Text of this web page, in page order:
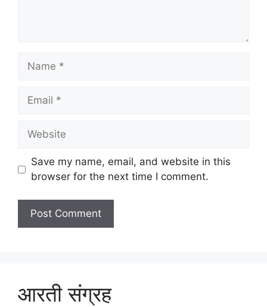
Name
Email
Website
Save my name, email, and website in this
browser for the next time I comment.
आरती संग्रह